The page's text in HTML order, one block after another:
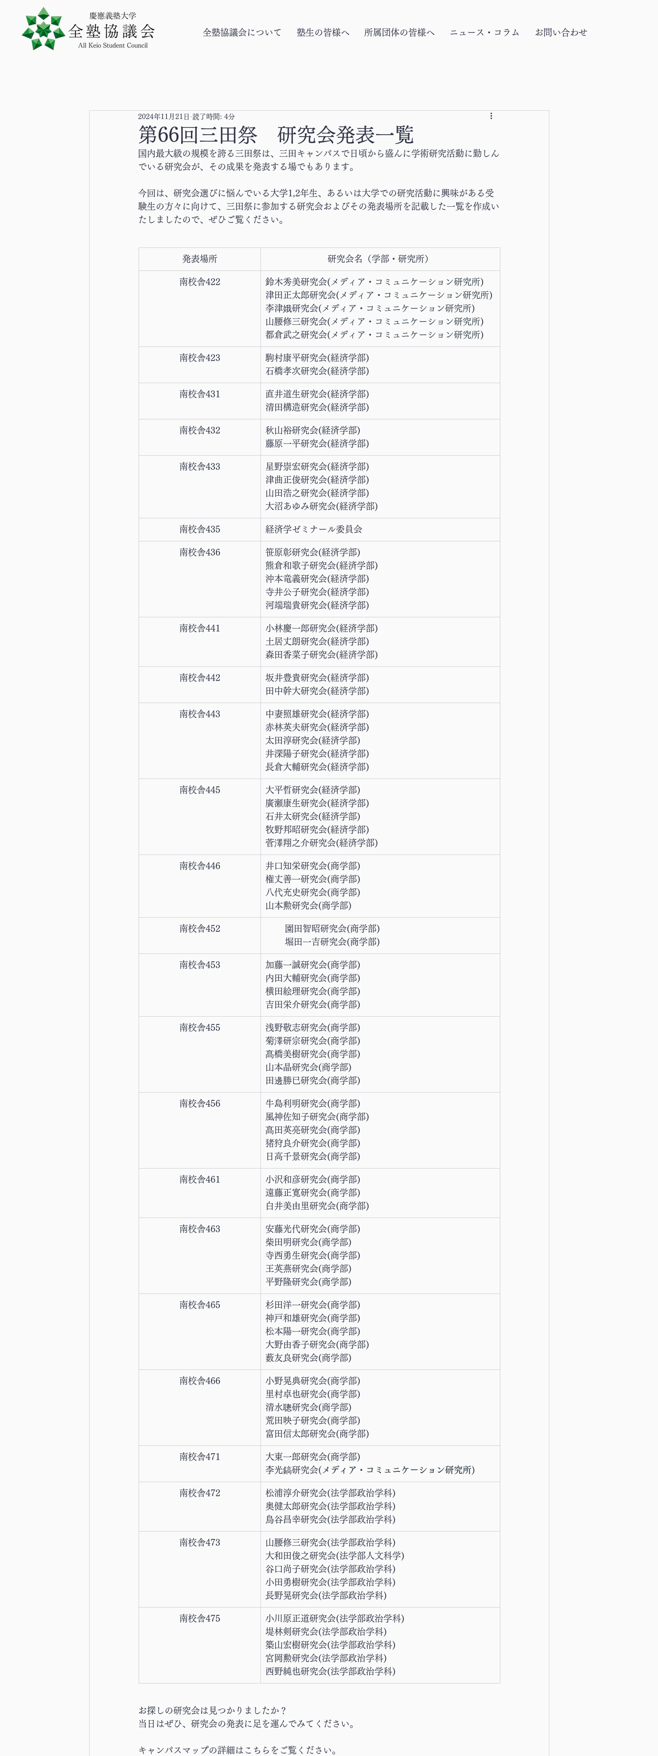
全塾協議会について 塾生の皆様へ 所属団体の皆様へ ニュース・コラム お問い合わせ
第66回三田祭 研究会発表一覧
2024年11月21日 読了時間: 4分
国内最大級の規模を誇る三田祭は、三田キャンパスで日頃から盛んに学術研究活動に勤しん
でいる研究会が、その成果を発表する場でもあります。
今回は、研究会選びに悩んでいる大学1,2年生、あるいは大学での研究活動に興味がある受
験生の方々に向けて、三田祭に参加する研究会およびその発表場所を記載した一覧を作成い
たしましたので、ぜひご覧ください。
発表場所 研究会名（学部・研究所）
南校舎422 鈴木秀美研究会( メディア・コミュニケーション研究所)
津田正太郎研究会( メディア・コミュニケーション研究所)
李津娥研究会( メディア・コミュニケーション研究所)
山腰修三研究会( メディア・コミュニケーション研究所)
都倉武之研究会( メディア・コミュニケーション研究所)
南校舎423
駒村康平研究会(経済学部)
石橋孝次研究会(経済学部)
南校舎431
直井道生研究会(経済学部)
清田構造研究会(経済学部)
南校舎432
秋山裕研究会(経済学部)
藤原一平研究会(経済学部)
南校舎433
星野崇宏研究会(経済学部)
津曲正俊研究会(経済学部)
山田浩之研究会(経済学部)
大沼あゆみ研究会(経済学部)
南校舎435 経済学ゼミナール委員会
南校舎436
笹原彰研究会(経済学部)
熊倉和歌子研究会(経済学部)
沖本竜義研究会(経済学部)
寺井公子研究会(経済学部)
河端瑞貴研究会(経済学部)
南校舎441
小林慶一郎研究会(経済学部)
土居丈朗研究会(経済学部)
森田香菜子研究会(経済学部)
南校舎442
坂井豊貴研究会(経済学部)
田中幹大研究会(経済学部)
南校舎443
中妻照雄研究会(経済学部)
赤林英夫研究会(経済学部)
太田淳研究会(経済学部)
井深陽子研究会(経済学部)
長倉大輔研究会(経済学部)
南校舎445
大平哲研究会(経済学部)
廣瀬康生研究会(経済学部)
石井太研究会(経済学部)
牧野邦昭研究会(経済学部)
菅澤翔之介研究会(経済学部)
南校舎446
井口知栄研究会(商学部)
権丈善一研究会(商学部)
八代充史研究会(商学部)
山本勲研究会(商学部)
南校舎452
園田智昭研究会(商学部)
堀田一吉研究会(商学部)
南校舎453
加藤一誠研究会(商学部)
内田大輔研究会(商学部)
横田絵理研究会(商学部)
吉田栄介研究会(商学部)
南校舎455
浅野敬志研究会(商学部)
菊澤研宗研究会(商学部)
髙橋美樹研究会(商学部)
山本晶研究会(商学部)
田邊勝已研究会(商学部)
南校舎456
牛島利明研究会(商学部)
風神佐知子研究会(商学部)
髙田英亮研究会(商学部)
猪狩良介研究会(商学部)
日高千景研究会(商学部)
南校舎461
小沢和彦研究会(商学部)
遠藤正寛研究会(商学部)
白井美由里研究会(商学部)
南校舎463
安藤光代研究会(商学部)
柴田明研究会(商学部)
寺西勇生研究会(商学部)
王英燕研究会(商学部)
平野隆研究会(商学部)
南校舎465
杉田洋一研究会(商学部)
神戸和雄研究会(商学部)
松本陽一研究会(商学部)
大野由香子研究会(商学部)
薮友良研究会(商学部)
南校舎466
小野晃典研究会(商学部)
里村卓也研究会(商学部)
清水聰研究会(商学部)
荒田映子研究会(商学部)
富田信太郎研究会(商学部)
南校舎471
大東一郎研究会(商学部)
李光鎬研究会( メディア・コミュニケーション研究所)
南校舎472
松浦淳介研究会(法学部政治学科)
奥健太郎研究会(法学部政治学科)
鳥谷昌幸研究会(法学部政治学科)
南校舎473
山腰修三研究会(法学部政治学科)
大和田俊之研究会(法学部人文科学)
谷口尚子研究会(法学部政治学科)
小田勇樹研究会(法学部政治学科)
長野晃研究会(法学部政治学科)
南校舎475
小川原正道研究会(法学部政治学科)
堤林剣研究会(法学部政治学科)
築山宏樹研究会(法学部政治学科)
宮岡勲研究会(法学部政治学科)
西野純也研究会(法学部政治学科)
お探しの研究会は見つかりましたか？
当日はぜひ、研究会の発表に足を運んでみてください。
キャンパスマップの詳細はこちらをご覧ください。